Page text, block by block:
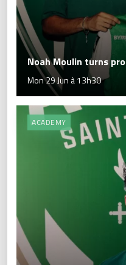
Noah Moulin turns pro
Mon 29 Jun à 13h30
ACADEMY